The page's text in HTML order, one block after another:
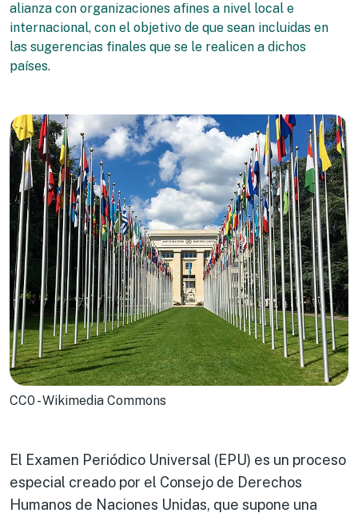
alianza con organizaciones afines a nivel local e
internacional, con el objetivo de que sean incluidas en
las sugerencias finales que se le realicen a dichos
países.
CC0 - Wikimedia Commons
El Examen Periódico Universal (EPU) es un proceso
especial creado por el Consejo de Derechos
Humanos de Naciones Unidas, que supone una